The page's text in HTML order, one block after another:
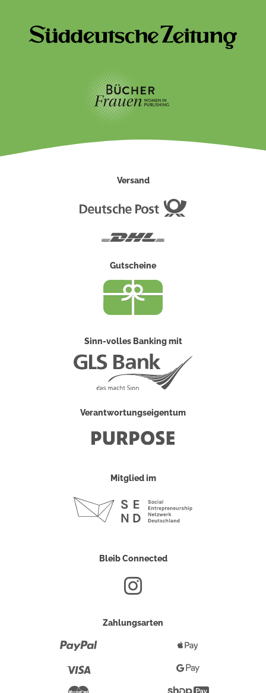
Versand
Gutscheine
Sinn-volles Banking mit
Verantwortungseigentum
Mitglied im
Bleib Connected
Zahlungsarten
Pay
Google
Pay